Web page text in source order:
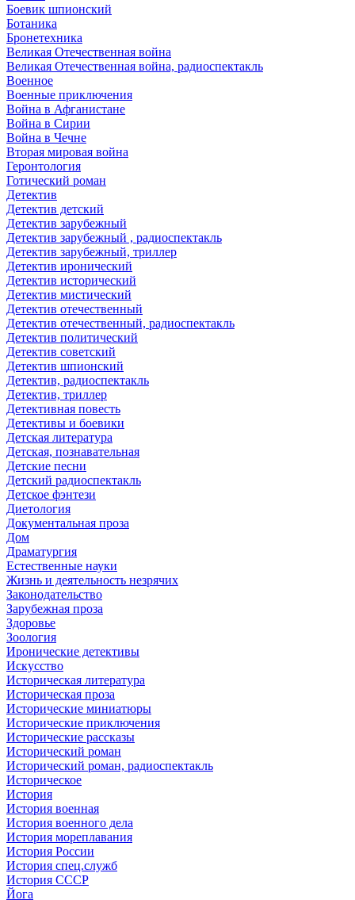
Боевик шпионский
Ботаника
Бронетехника
Великая Отечественная война
Великая Отечественная война, радиоспектакль
Военное
Военные приключения
Война в Афганистане
Война в Сирии
Война в Чечне
Вторая мировая война
Геронтология
Готический роман
Детектив
Детектив детский
Детектив зарубежный
Детектив зарубежный , радиоспектакль
Детектив зарубежный, триллер
Детектив иронический
Детектив исторический
Детектив мистический
Детектив отечественный
Детектив отечественный, радиоспектакль
Детектив политический
Детектив советский
Детектив шпионский
Детектив, радиоспектакль
Детектив, триллер
Детективная повесть
Детективы и боевики
Детская литература
Детская, познавательная
Детские песни
Детский радиоспектакль
Детское фэнтези
Диетология
Документальная проза
Дом
Драматургия
Естественные науки
Жизнь и деятельность незрячих
Законодательство
Зарубежная проза
Здоровье
Зоология
Иронические детективы
Искусство
Историческая литература
Историческая проза
Исторические миниатюры
Исторические приключения
Исторические рассказы
Исторический роман
Исторический роман, радиоспектакль
Историческое
История
История военная
История военного дела
История мореплавания
История России
История спец.служб
История СССР
Йога